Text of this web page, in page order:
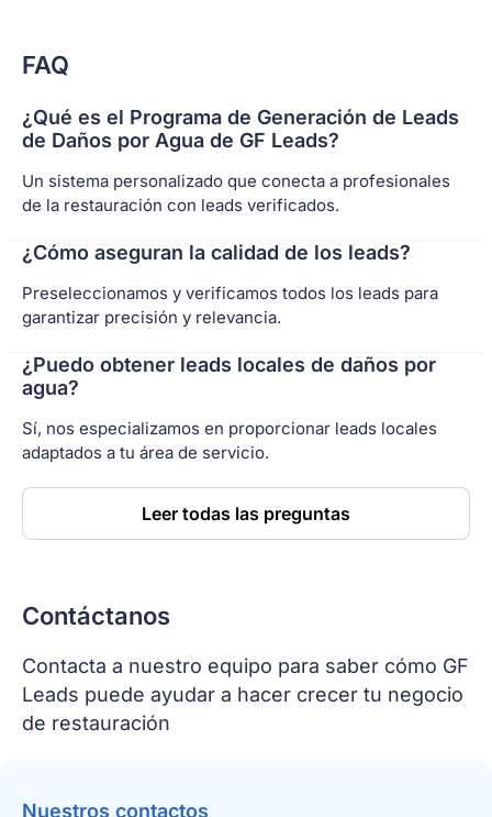
FAQ
¿Qué es el Programa de Generación de Leads
de Daños por Agua de GF Leads?
Un sistema personalizado que conecta a profesionales
de la restauración con leads verificados.
¿Cómo aseguran la calidad de los leads?
Preseleccionamos y verificamos todos los leads para
garantizar precisión y relevancia.
¿Puedo obtener leads locales de daños por
agua?
Sí, nos especializamos en proporcionar leads locales
adaptados a tu área de servicio.
Leer todas las preguntas
Contáctanos
Contacta a nuestro equipo para saber cómo GF
Leads puede ayudar a hacer crecer tu negocio
de restauración
Nuestros contactos